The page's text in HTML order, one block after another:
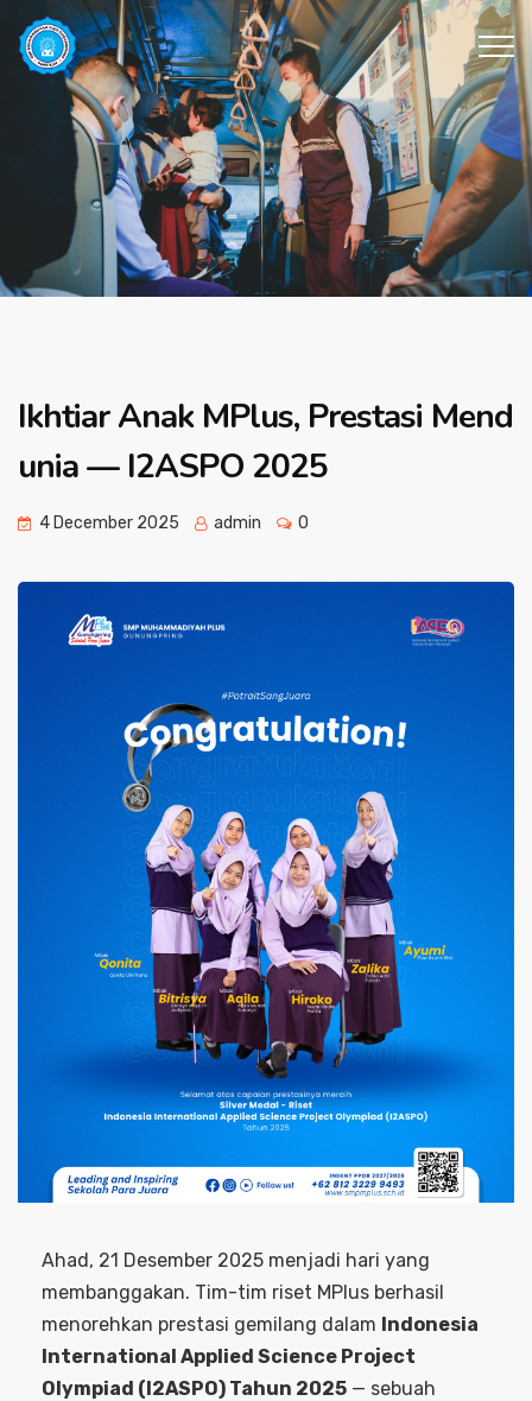
Ikhtiar Anak MPlus, Prestasi Mend
unia — I2ASPO 2025
4 December 2025 admin 0
Ahad, 21 Desember 2025 menjadi hari yang
membanggakan. Tim-tim riset MPlus berhasil
menorehkan prestasi gemilang dalam Indonesia
International Applied Science Project
Olympiad (I2ASPO) Tahun 2025 — sebuah